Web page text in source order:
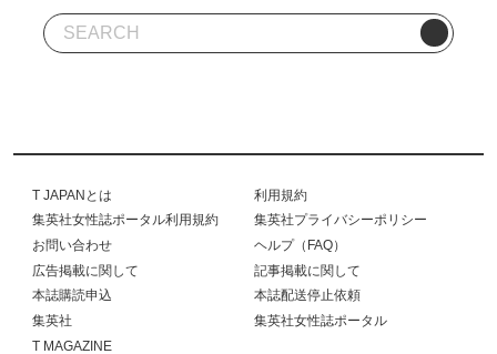
T JAPANとは
利用規約
集英社女性誌ポータル利用規約
集英社プライバシーポリシー
お問い合わせ
ヘルプ（FAQ）
広告掲載に関して
記事掲載に関して
本誌購読申込
本誌配送停止依頼
集英社
集英社女性誌ポータル
T MAGAZINE